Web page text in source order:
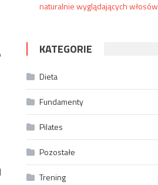
naturalnie wyglądających włosów
KATEGORIE
Dieta
Fundamenty
Pilates
Pozostałe
Trening